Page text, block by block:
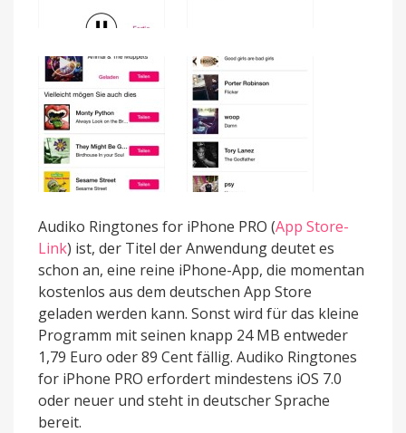
Audiko Ringtones for iPhone PRO (App Store-
Link) ist, der Titel der Anwendung deutet es
schon an, eine reine iPhone-App, die momentan
kostenlos aus dem deutschen App Store
geladen werden kann. Sonst wird für das kleine
Programm mit seinen knapp 24 MB entweder
1,79 Euro oder 89 Cent fällig. Audiko Ringtones
for iPhone PRO erfordert mindestens iOS 7.0
oder neuer und steht in deutscher Sprache
bereit.